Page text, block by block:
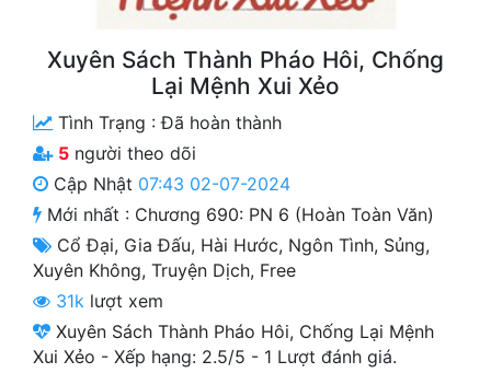
Xa Lộ Dịch
Cung Đấu
Cổ Tiên Hiệp
Cổ Đại
Du Hí
Dã Sử
Xuyên Sách Thành Pháo Hôi, Chống
Lại Mệnh Xui Xẻo
Tình Trạng :Đã hoàn thành
5 người theo dõi
Cập Nhật 07:43 02-07-2024
Mới nhất : Chương 690: PN 6 (Hoàn Toàn Văn)
Cổ Đại, Gia Đấu, Hài Hước, Ngôn Tình, Sủng,
Xuyên Không, Truyện Dịch, Free
31k lượt xem
Xuyên Sách Thành Pháo Hôi, Chống Lại Mệnh
Xui Xẻo - Xếp hạng: 2.5/5 - 1 Lượt đánh giá.